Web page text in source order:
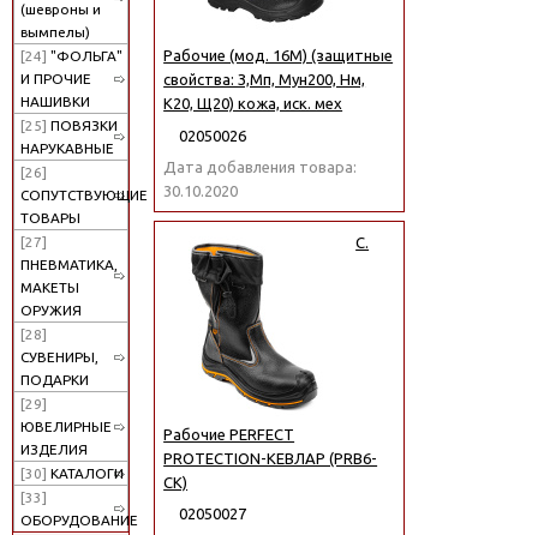
(шевроны и
вымпелы)
[24] "ФОЛЬГА"
И ПРОЧИЕ
НАШИВКИ
[25] ПОВЯЗКИ
НАРУКАВНЫЕ
[26]
СОПУТСТВУЮЩИЕ
ТОВАРЫ
[27]
ПНЕВМАТИКА,
МАКЕТЫ
ОРУЖИЯ
[28]
СУВЕНИРЫ,
ПОДАРКИ
[29]
ЮВЕЛИРНЫЕ
ИЗДЕЛИЯ
[30] КАТАЛОГИ
[33]
ОБОРУДОВАНИЕ
Рабочие (мод. 16М) (защитные
свойства: З,Мп, Мун200, Нм,
К20, Щ20) кожа, иск. мех
02050026
Дата добавления товара:
30.10.2020
С.
Рабочие PERFECT
PROTECTION-КЕВЛАР (PRB6-
CK)
02050027